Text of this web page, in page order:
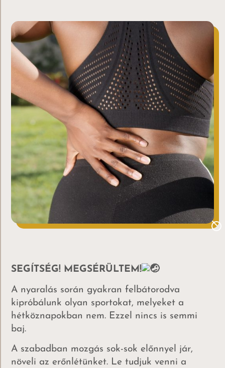
SEGÍTSÉG! MEGSÉRÜLTEM!
A nyaralás során gyakran felbátorodva
kipróbálunk olyan sportokat, melyeket a
hétköznapokban nem. Ezzel nincs is semmi
baj.
A szabadban mozgás sok-sok előnnyel jár,
növeli az erőnlétünket. Le tudjuk venni a